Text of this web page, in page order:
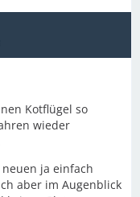
Kotflügel so
wieder
ja einfach
aber im Augenblick